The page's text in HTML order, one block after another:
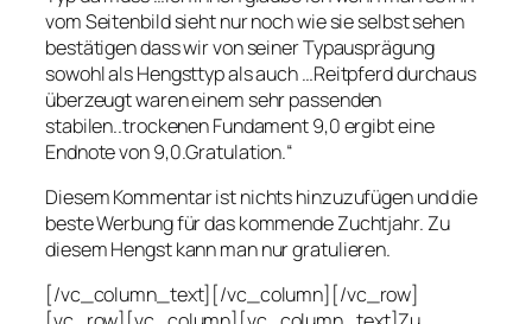
vom Seitenbild sieht nur noch wie sie selbst sehen
bestätigen dass wir von seiner Typausprägung
sowohl als Hengsttyp als auch …Reitpferd durchaus
überzeugt waren einem sehr passenden
stabilen..trockenen Fundament 9,0 ergibt eine
Endnote von 9,0.Gratulation.“
Diesem Kommentar ist nichts hinzuzufügen und die
beste Werbung für das kommende Zuchtjahr. Zu
diesem Hengst kann man nur gratulieren.
[/vc_column_text][/vc_column][/vc_row]